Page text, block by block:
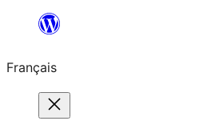
contenu
Français